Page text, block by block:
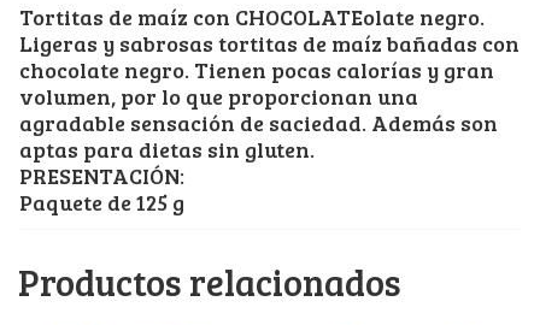
Tortitas de maíz con CHOCOLATEolate negro.
Ligeras y sabrosas tortitas de maíz bañadas con
chocolate negro. Tienen pocas calorías y gran
volumen, por lo que proporcionan una
agradable sensación de saciedad. Además son
aptas para dietas sin gluten.
PRESENTACIÓN:
Paquete de 125 g
Productos relacionados